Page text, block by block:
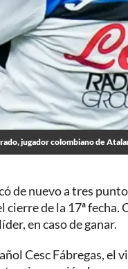
jugador colombiano de
de nuevo a tres
cierre de la 17ª
en caso de ganar.
Cesc Fábregas, el